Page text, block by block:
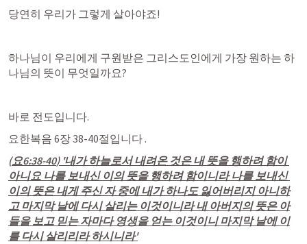
당연히 우리가 그렇게 살아야죠!
하나님이 우리에게 구원받은 그리스도인에게 가장 원하는 하
나님의 뜻이 무엇일까요?
바로 전도입니다.
요한복음 6장 38-40절입니다 .
(요6:38-40) '내가 하늘로서 내려온 것은 내 뜻을 행하려 함이
아니요 나를 보내신 이의 뜻을 행하려 함이니라 나를 보내신
이의 뜻은 내게 주신 자 중에 내가 하나도 잃어버리지 아니하
고 마지막 날에 다시 살리는 이것이니라 내 아버지의 뜻은 아
들을 보고 믿는 자마다 영생을 얻는 이것이니 마지막 날에 이
를 다시 살리리라 하시니라'